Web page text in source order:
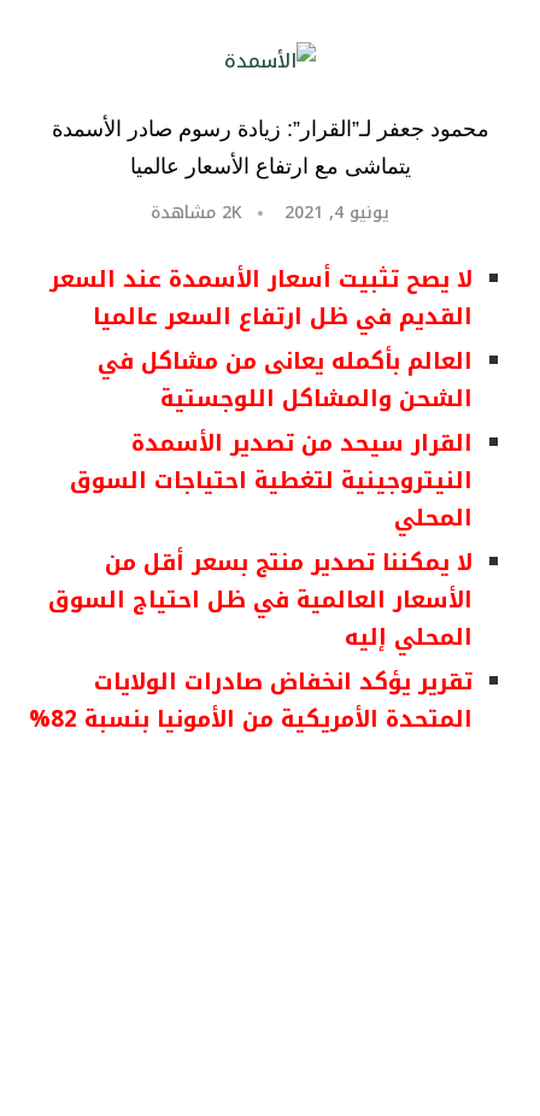
محمود جعفر لـ”القرار”: زيادة رسوم صادر الأسمدة
يتماشى مع ارتفاع الأسعار عالميا
يونيو 4, 2021 2K مشاهدة
لا يصح تثبيت أسعار الأسمدة عند السعر
القديم في ظل ارتفاع السعر عالميا
العالم بأكمله يعانى من مشاكل في
الشحن والمشاكل اللوجستية
القرار سيحد من تصدير الأسمدة
النيتروجينية لتغطية احتياجات السوق
المحلي
لا يمكننا تصدير منتج بسعر أقل من
الأسعار العالمية في ظل احتياج السوق
المحلي إليه
تقرير يؤكد انخفاض صادرات الولايات
المتحدة الأمريكية من الأمونيا بنسبة 82%